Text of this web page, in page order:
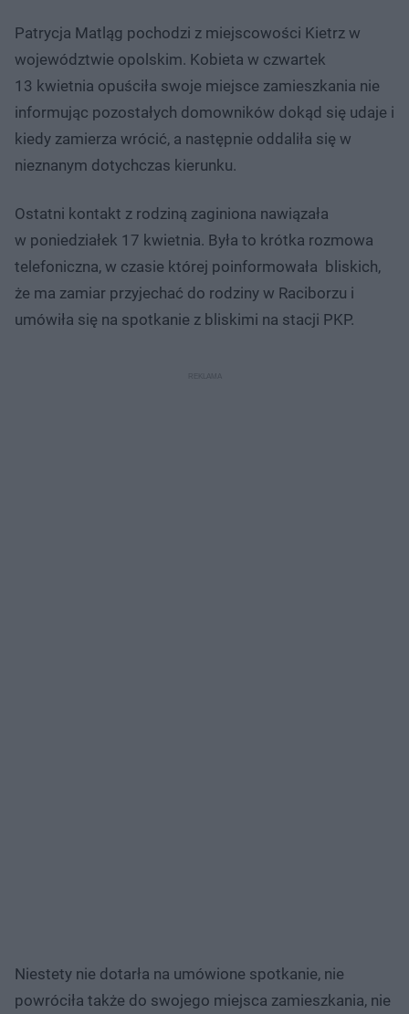
Patrycja Matląg pochodzi z miejscowości Kietrz w
województwie opolskim. Kobieta w czwartek
13 kwietnia opuściła swoje miejsce zamieszkania nie
informując pozostałych domowników dokąd się udaje i
kiedy zamierza wrócić, a następnie oddaliła się w
nieznanym dotychczas kierunku.
Ostatni kontakt z rodziną zaginiona nawiązała
w poniedziałek 17 kwietnia. Była to krótka rozmowa
telefoniczna, w czasie której poinformowała bliskich,
że ma zamiar przyjechać do rodziny w Raciborzu i
umówiła się na spotkanie z bliskimi na stacji PKP.
Niestety nie dotarła na umówione spotkanie, nie
powróciła także do swojego miejsca zamieszkania, nie